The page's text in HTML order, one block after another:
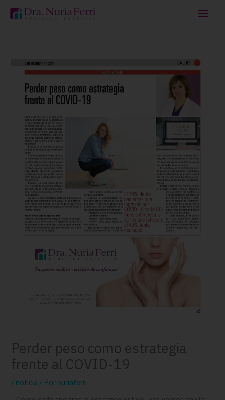
Perder peso como estrategia
frente al COVID-19
/ noticia / Por nuriaferri